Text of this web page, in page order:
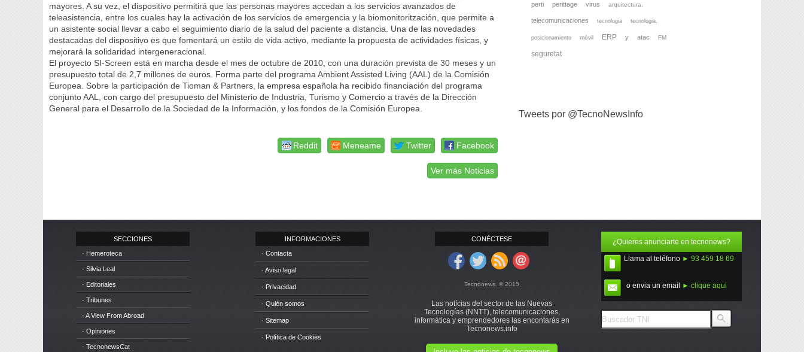
mayores. A su vez, el dispositivo permitirá que las personas mayores accedan a los servicios avanzados de
teleasistencia, entre los cuales hay la activación de los servicios de emergencia y la biomonitoritzación, que permite a
un asistente social llevar a cabo el seguimiento diario de la salud del paciente a distancia. Una de las novedades
destacadas del dispositivo es que fomentará un estilo de vida activo, mediante la propuesta de actividades físicas, y
mejorará la solidaridad intergeneracional.
El proyecto SI-Screen está en marcha desde el mes de octubre de 2010, con una duración prevista de 30 meses y un
presupuesto total de 2,7 millones de euros. Forma parte del programa Ambient Assisted Living (AAL) de la Comisión
Europea. Sobre la participación de Tioman & Partners, la empresa española ha recibido financiación del programa
conjunto AAL, con cargo del presupuesto del Ministerio de Industria, Turismo y Comercio a través de la Dirección
General para el Desarrollo de la Sociedad de la Información, y los fondos de la Comisión Europea.
Facebook
Twitter
Meneame
Reddit
Ver más Noticias
perti perittage virus arquitectura,
telecomunicaciones tecnologia tecnologia,
posicionamiento móvil ERP y atac FM
seguretat
Tweets por @TecnoNewsInfo
SECCIONES
· Hemeroteca
· Silvia Leal
· Editoriales
· Tribunes
· A View From Abroad
· Opiniones
· TecnonewsCat
INFORMACIONES
· Contacta
· Aviso legal
· Privacidad
· Quién somos
· Sitemap
· Política de Cookies
CONÉCTESE
Tecnonews. © 2015
Las notícias del sector de las Nuevas
Tecnologías (NNTT), telecomunicaciones,
informática y emprendedores las encontarás en
Tecnonews.info
¿Quieres anunciarte en tecnonews?
Llama al teléfono ► 93 459 18 69
o envia un email ► clique aqui